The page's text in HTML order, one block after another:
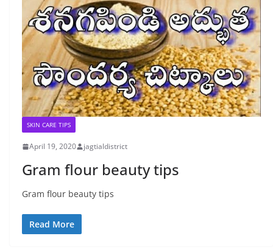
SKIN CARE TIPS
April 19, 2020 jagtialdistrict
Gram flour beauty tips
Gram flour beauty tips
Read More